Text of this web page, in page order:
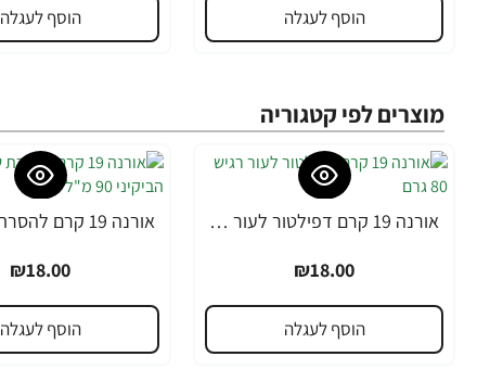
הוסף לעגלה הוסף לעגלה
מוצרים לפי קטגוריה
אורנה 19 קרם דפילטור לעור רגיש 80 גרם
₪18.00
הוסף לעגלה
₪18.00
הוסף לעגלה